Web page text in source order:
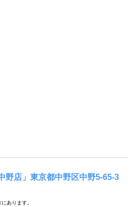
野店」東京都中野区中野5-65-3
あります。